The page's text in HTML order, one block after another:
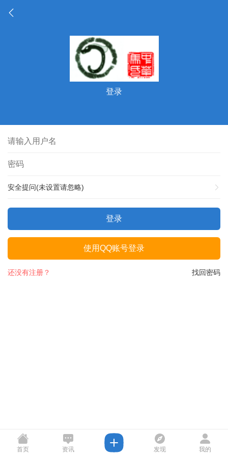
登录
安全提问(未设置请忽略)
登录
使用QQ账号登录
找回密码
还没有注册？
首页 资讯 发现 我的